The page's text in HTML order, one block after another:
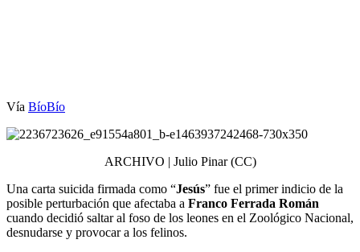
Vía BíoBío
ARCHIVO | Julio Pinar (CC)
Una carta suicida firmada como “Jesús” fue el primer indicio de la
posible perturbación que afectaba a Franco Ferrada Román
cuando decidió saltar al foso de los leones en el Zoológico Nacional,
desnudarse y provocar a los felinos.